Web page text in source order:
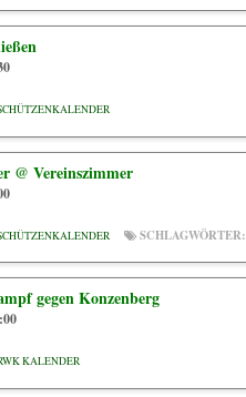
@ Vereinszimmer
SCHLAGWÖRTER:
gegen Konzenberg
KALENDER